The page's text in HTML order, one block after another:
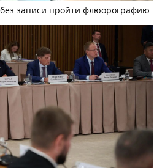
записи пройти флюорографию